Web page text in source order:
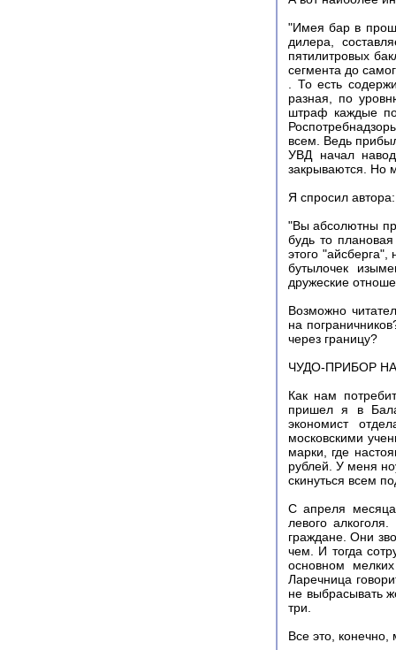
"Имея бар в
дилера,
пятилитровых
сегмента до
. То есть
разная, по
штраф каждые
всем. Ведь
УВД начал
закрываются. Но
Я спросил
"Вы абсолютны
будь то
этого
бутылочек
дружеские
Возможно
на
через границу?
ЧУДО-ПРИБОР
Как нам
пришел я в
экономист
московскими
марки, где
рублей. У меня
скинуться всем
С апреля
левого
граждане. Они
чем. И тогда
основном
Ларечница
не выбрасывать
три.
Все это, конечно,